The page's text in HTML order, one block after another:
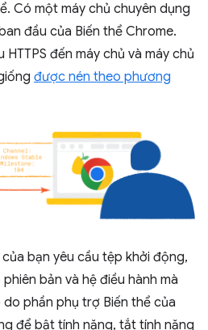
Có một máy chủ chuyên dụng
đầu của Biến thể Chrome.
đến máy chủ và máy chủ
được nén theo phương
bạn yêu cầu tệp khởi động,
bản và hệ điều hành mà
phần phụ trợ Biến thể của
để bật tính năng, tắt tính năng